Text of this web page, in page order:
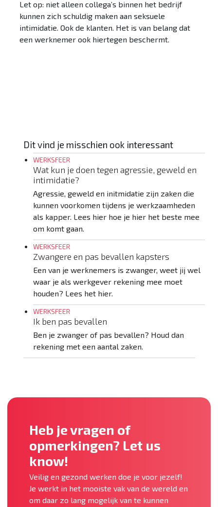
Let op: niet alleen collega’s binnen het bedrijf
kunnen zich schuldig maken aan seksuele
intimidatie. Ook de klanten. Het is van belang dat
een werknemer ook hiertegen beschermt.
Dit vind je misschien ook interessant
WERKSFEER
Wat kun je doen tegen agressie, geweld en
intimidatie?
Agressie, geweld en initmidatie zijn zaken die
kunnen voorkomen tijdens je werkzaamheden
als kapper. Lees hier hoe je hier het beste mee
om komt gaan.
WERKSFEER
Zwangere en pas bevallen kapsters
Een van je werknemers is zwanger, weet jij wel
waar je als werkgever rekening mee moet
houden? Lees het hier.
WERKSFEER
Ik ben pas bevallen
Ben je zwanger of pas bevallen? Houd dan
rekening met een aantal zaken.
Heb je vragen of
opmerkingen? Let us
know!
Veilig en gezond werken doe je voor jezelf!
Je werkt in het mooiste vak van de wereld en
om daar zo lang mogelijk van te kunnen